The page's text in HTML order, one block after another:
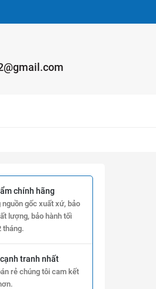
chính hãng
nguồn gốc xuất xứ, bảo
lượng, bảo hành tối
tháng.
tranh nhất
rẻ chúng tôi cam kết